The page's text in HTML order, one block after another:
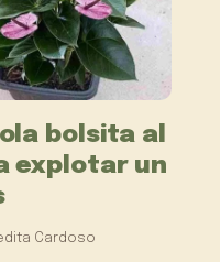
bolsita al
explotar un
Cardoso